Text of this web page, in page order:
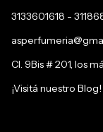
3133601618 -
Cl. 9Bis # 201, los
¡Visitá nuestro Blog!